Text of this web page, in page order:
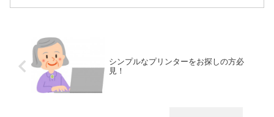
シンプルなプリンターをお探しの方必
見！